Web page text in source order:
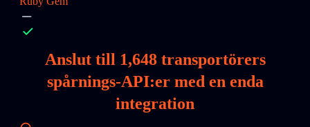
Anslut till 1,648transportörers
spårnings-API:er med en enda
integration